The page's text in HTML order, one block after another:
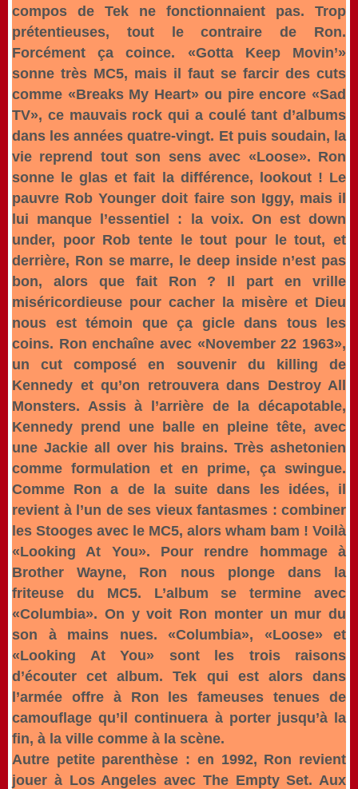
compos de Tek ne fonctionnaient pas. Trop
prétentieuses, tout le contraire de Ron.
Forcément ça coince. «Gotta Keep Movin’»
sonne très MC5, mais il faut se farcir des cuts
comme «Breaks My Heart» ou pire encore «Sad
TV», ce mauvais rock qui a coulé tant d’albums
dans les années quatre-vingt. Et puis soudain, la
vie reprend tout son sens avec «Loose». Ron
sonne le glas et fait la différence, lookout ! Le
pauvre Rob Younger doit faire son Iggy, mais il
lui manque l’essentiel : la voix. On est down
under, poor Rob tente le tout pour le tout, et
derrière, Ron se marre, le deep inside n’est pas
bon, alors que fait Ron ? Il part en vrille
miséricordieuse pour cacher la misère et Dieu
nous est témoin que ça gicle dans tous les
coins. Ron enchaîne avec «November 22 1963»,
un cut composé en souvenir du killing de
Kennedy et qu’on retrouvera dans Destroy All
Monsters. Assis à l’arrière de la décapotable,
Kennedy prend une balle en pleine tête, avec
une Jackie all over his brains. Très ashetonien
comme formulation et en prime, ça swingue.
Comme Ron a de la suite dans les idées, il
revient à l’un de ses vieux fantasmes : combiner
les Stooges avec le MC5, alors wham bam ! Voilà
«Looking At You». Pour rendre hommage à
Brother Wayne, Ron nous plonge dans la
friteuse du MC5. L’album se termine avec
«Columbia». On y voit Ron monter un mur du
son à mains nues. «Columbia», «Loose» et
«Looking At You» sont les trois raisons
d’écouter cet album. Tek qui est alors dans
l’armée offre à Ron les fameuses tenues de
camouflage qu’il continuera à porter jusqu’à la
fin, à la ville comme à la scène.
Autre petite parenthèse : en 1992, Ron revient
jouer à Los Angeles avec The Empty Set. Aux